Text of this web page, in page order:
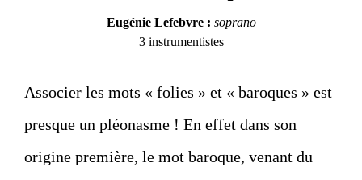
Eugénie Lefebvre : soprano
3 instrumentistes
Associer les mots « folies » et « baroques » est
presque un pléonasme ! En effet dans son
origine première, le mot baroque, venant du